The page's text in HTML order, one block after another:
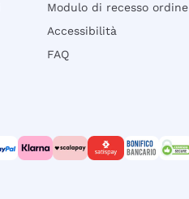
Modulo di recesso ordine
Accessibilità
FAQ